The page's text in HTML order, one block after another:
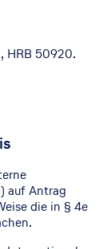
HRB 50920.
auf Antrag
die in § 4e